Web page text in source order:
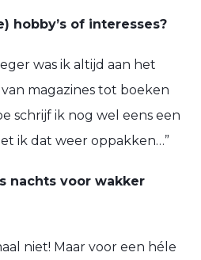
hobby’s of interesses?
was ik altijd aan het
magazines tot boeken
schrijf ik nog wel eens een
ik dat weer oppakken…”
nachts voor wakker
niet! Maar voor een héle